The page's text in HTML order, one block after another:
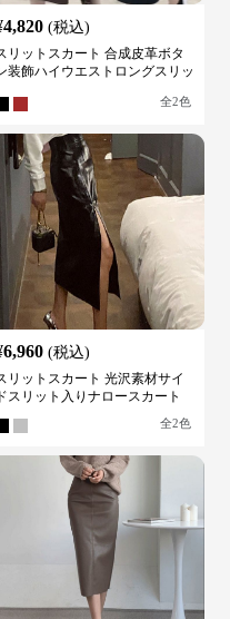
4,820 (税込)
リットスカート 合成皮革ボタ
装飾ハイウエストロングスリッ
全2色
6,960 (税込)
リットスカート 光沢素材サイ
ドスリット入りナロースカート
全2色